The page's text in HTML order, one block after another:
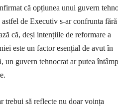
că opțiunea unui guvern
de Executiv s-ar confrunta
că, deși intențiile de reformare a
este un factor esențial de avut în
un guvern tehnocrat ar putea
trebui să reflecte nu doar voința